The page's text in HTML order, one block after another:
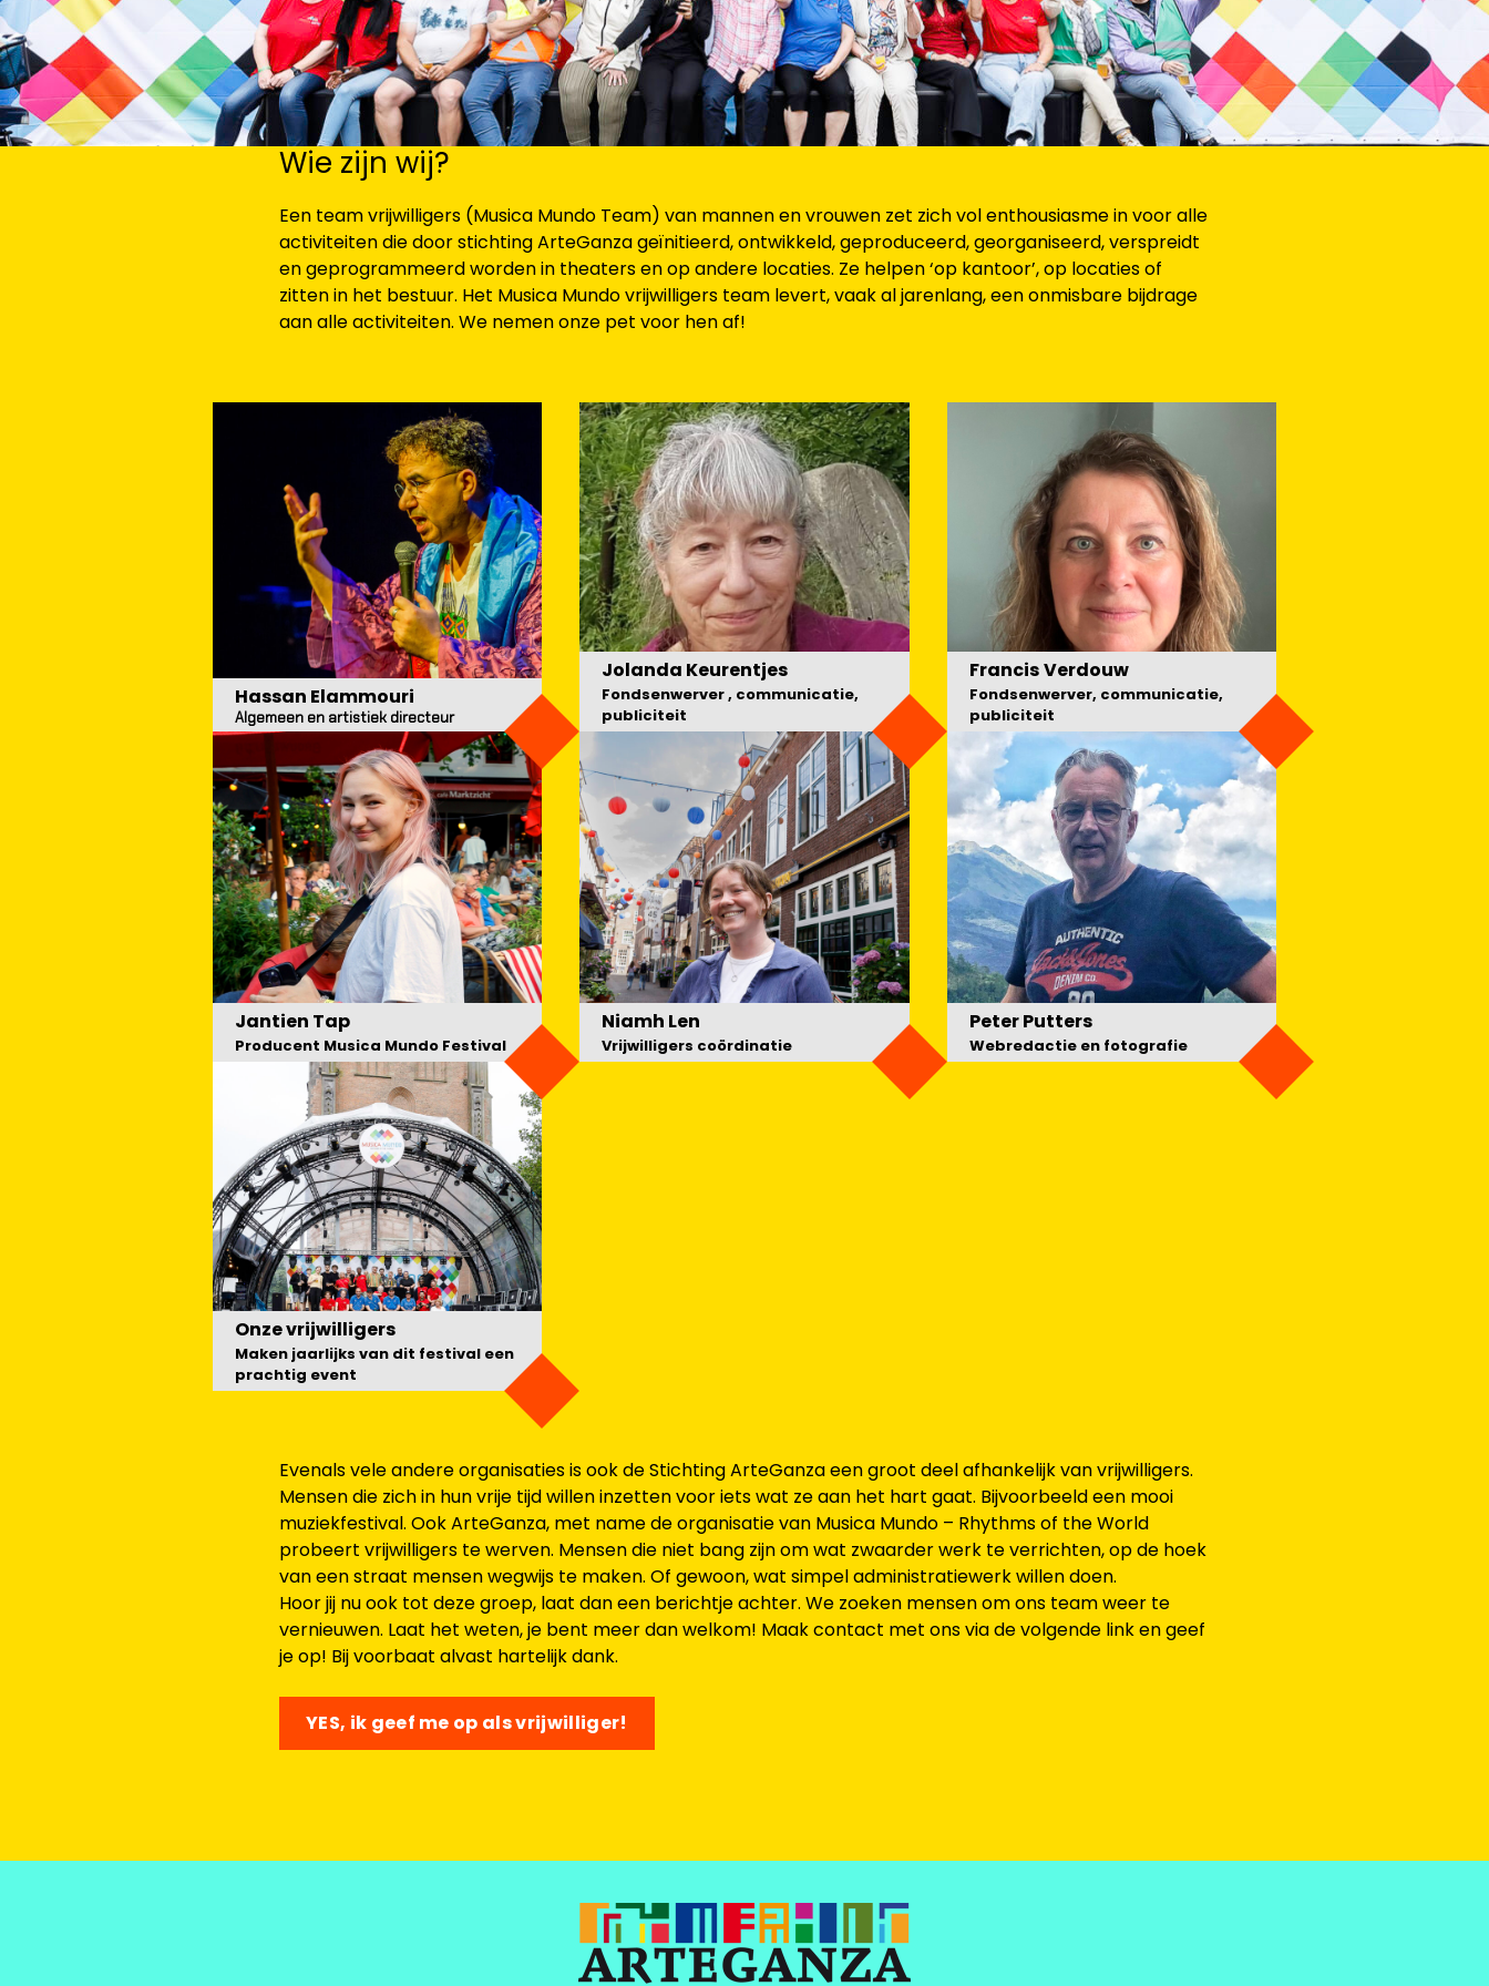
Wie zijn wij?
Een team vrijwilligers (Musica Mundo Team) van mannen en vrouwen zet zich vol enthousiasme in voor alle
activiteiten die door stichting ArteGanza geïnitieerd, ontwikkeld, geproduceerd, georganiseerd, verspreidt
en geprogrammeerd worden in theaters en op andere locaties. Ze helpen ‘op kantoor’, op locaties of
zitten in het bestuur. Het Musica Mundo vrijwilligers team levert, vaak al jarenlang, een onmisbare bijdrage
aan alle activiteiten. We nemen onze pet voor hen af!
Hassan Elammouri
Algemeen en artistiek directeur
Jolanda Keurentjes
Fondsenwerver , communicatie,
publiciteit
FrancisVerdouw
Fondsenwerver, communicatie,
publiciteit
Jantien Tap
Producent Musica Mundo Festival
Niamh Len
Vrijwilligers coördinatie
Peter Putters
Webredactie en fotografie
Onze vrijwilligers
Maken jaarlijks van dit festival een
prachtig event
Evenals vele andere organisaties is ook de Stichting ArteGanza een groot deel afhankelijk van vrijwilligers.
Mensen die zich in hun vrije tijd willen inzetten voor iets wat ze aan het hart gaat. Bijvoorbeeld een mooi
muziekfestival. Ook ArteGanza, met name de organisatie van Musica Mundo – Rhythms of the World
probeert vrijwilligers te werven. Mensen die niet bang zijn om wat zwaarder werk te verrichten, op de hoek
van een straat mensen wegwijs te maken. Of gewoon, wat simpel administratiewerk willen doen.
Hoor jij nu ook tot deze groep, laat dan een berichtje achter. We zoeken mensen om ons team weer te
vernieuwen. Laat het weten, je bent meer dan welkom! Maak contact met ons via de volgende link en geef
je op! Bij voorbaat alvast hartelijk dank.
YES, ik geef me op als vrijwilliger!